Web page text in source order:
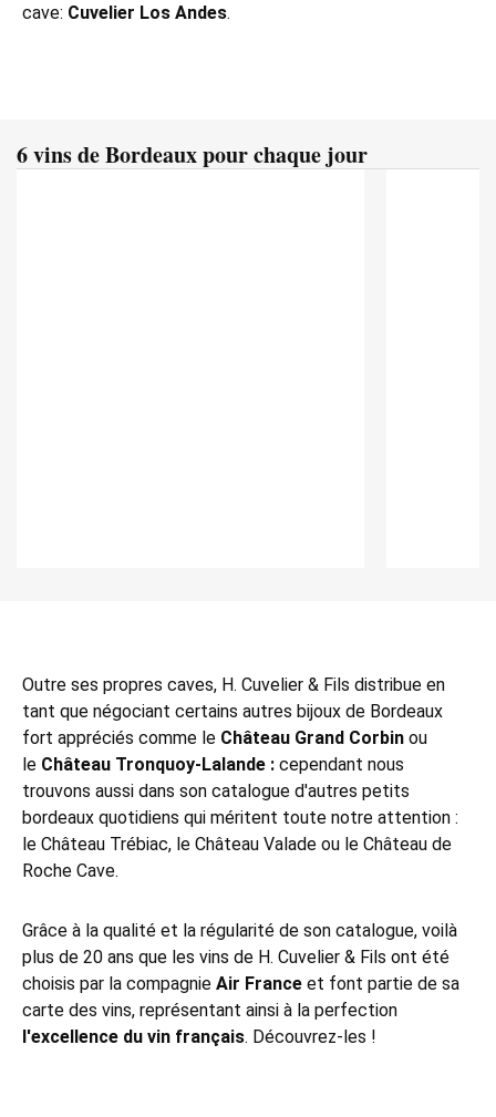
cave: Cuvelier Los Andes.
6 vins de Bordeaux pour chaque jour
Outre ses propres caves, H. Cuvelier & Fils distribue en
tant que négociant certains autres bijoux de Bordeaux
fort appréciés comme le Château Grand Corbin ou
le Château Tronquoy-Lalande : cependant nous
trouvons aussi dans son catalogue d'autres petits
bordeaux quotidiens qui méritent toute notre attention :
le Château Trébiac, le Château Valade ou le Château de
Roche Cave.
Grâce à la qualité et la régularité de son catalogue, voilà
plus de 20 ans que les vins de H. Cuvelier & Fils ont été
choisis par la compagnie Air France et font partie de sa
carte des vins, représentant ainsi à la perfection
l'excellence du vin français. Découvrez-les !